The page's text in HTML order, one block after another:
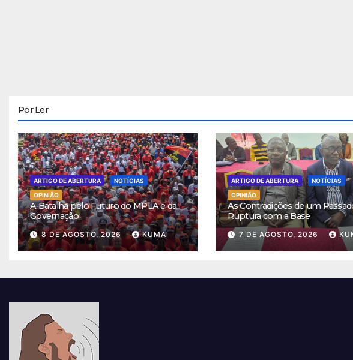
Por Ler
ARTIGO DE ABERTURA
NOTÍCIAS
OPINIÃO
A Batalha pelo Futuro do MPLA e da
Governação
8 DE AGOSTO, 2026 KUMA
ARTIGO DE ABERTURA
NOTÍCIAS
OPINIÃO
As Contradições de um
Ruptura com a Base
7 DE AGOSTO, 2026